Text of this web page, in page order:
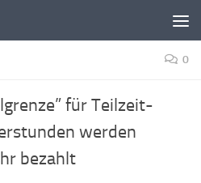
0
für Teilzeit-
werden
bezahlt